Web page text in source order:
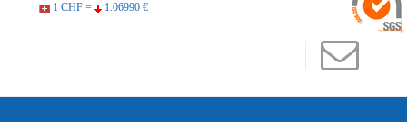
1 CHF =
1.06990 €